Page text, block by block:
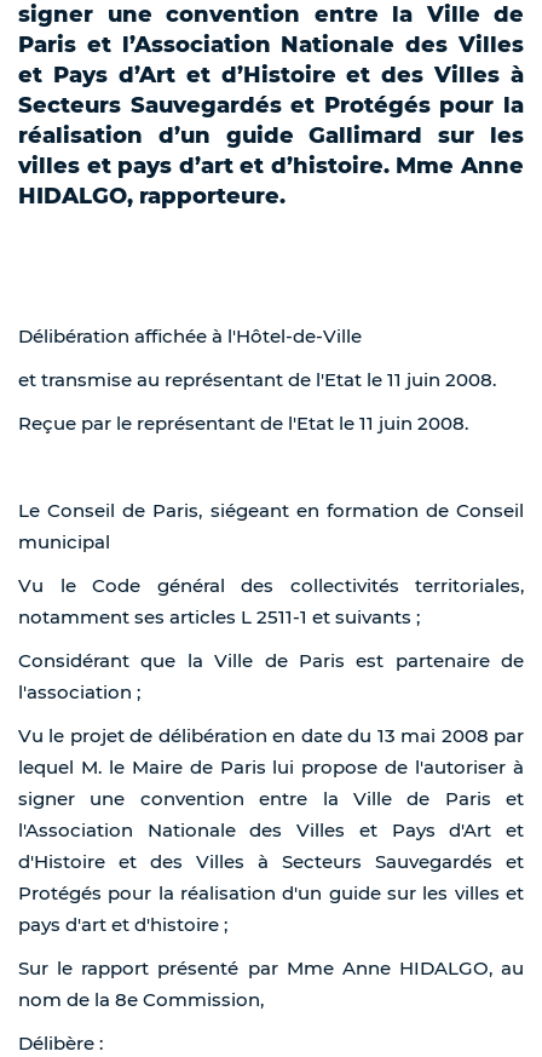
signer une convention entre la Ville de
Paris et l’Association Nationale des Villes
et Pays d’Art et d’Histoire et des Villes à
Secteurs Sauvegardés et Protégés pour la
réalisation d’un guide Gallimard sur les
villes et pays d’art et d’histoire. Mme Anne
HIDALGO, rapporteure.
Délibération affichée à l'Hôtel-de-Ville
et transmise au représentant de l'Etat le 11 juin 2008.
Reçue par le représentant de l'Etat le 11 juin 2008.
Le Conseil de Paris, siégeant en formation de Conseil
municipal
Vu le Code général des collectivités territoriales,
notamment ses articles L 2511-1 et suivants ;
Considérant que la Ville de Paris est partenaire de
l'association ;
Vu le projet de délibération en date du 13 mai 2008 par
lequel M. le Maire de Paris lui propose de l'autoriser à
signer une convention entre la Ville de Paris et
l'Association Nationale des Villes et Pays d'Art et
d'Histoire et des Villes à Secteurs Sauvegardés et
Protégés pour la réalisation d'un guide sur les villes et
pays d'art et d'histoire ;
Sur le rapport présenté par Mme Anne HIDALGO, au
nom de la 8e Commission,
Délibère :